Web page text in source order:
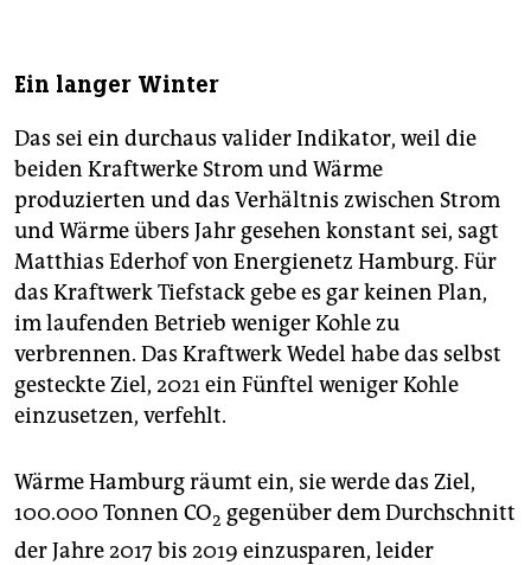
Ein langer Winter
Das sei ein durchaus valider Indikator, weil die
beiden Kraftwerke Strom und Wärme
produzierten und das Verhältnis zwischen Strom
und Wärme übers Jahr gesehen konstant sei, sagt
Matthias Ederhof von Energienetz Hamburg. Für
das Kraftwerk Tiefstack gebe es gar keinen Plan,
im laufenden Betrieb weniger Kohle zu
verbrennen. Das Kraftwerk Wedel habe das selbst
gesteckte Ziel, 2021 ein Fünftel weniger Kohle
einzusetzen, verfehlt.
Wärme Hamburg räumt ein, sie werde das Ziel,
100.000 Tonnen CO2 gegenüber dem Durchschnitt
der Jahre 2017 bis 2019 einzusparen, leider